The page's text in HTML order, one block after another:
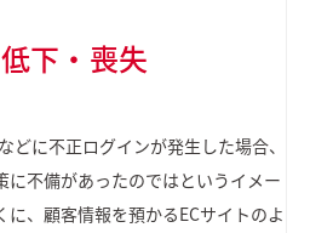
下・喪失
どに不正ログインが発生した場合、
に不備があったのではというイメー
、顧客情報を預かるECサイトのよ